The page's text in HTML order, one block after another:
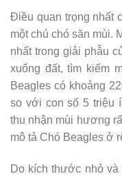
Điều quan trọng nhất
một chú chó săn mùi.
nhất trong giải phẫu
xuống đất, tìm kiếm
Beagles có khoảng
so với con số 5 triệu
thu nhận mùi hương
mô tả Chó Beagles ở
Do kích thước nhỏ